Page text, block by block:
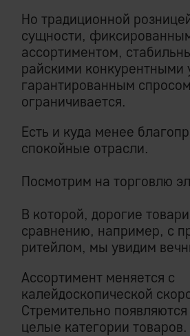
Но традиционной
сущности,
ассортиментом,
райскими конкурентными
гарантированным
ограничивается.
Есть и куда менее
спокойные отрасли.
Посмотрим на торговлю
В которой, дорогие
сравнению, например, с
ритейлом, мы увидим
Ассортимент меняется с
калейдоскопической
Стремительно
целые категории товаров.